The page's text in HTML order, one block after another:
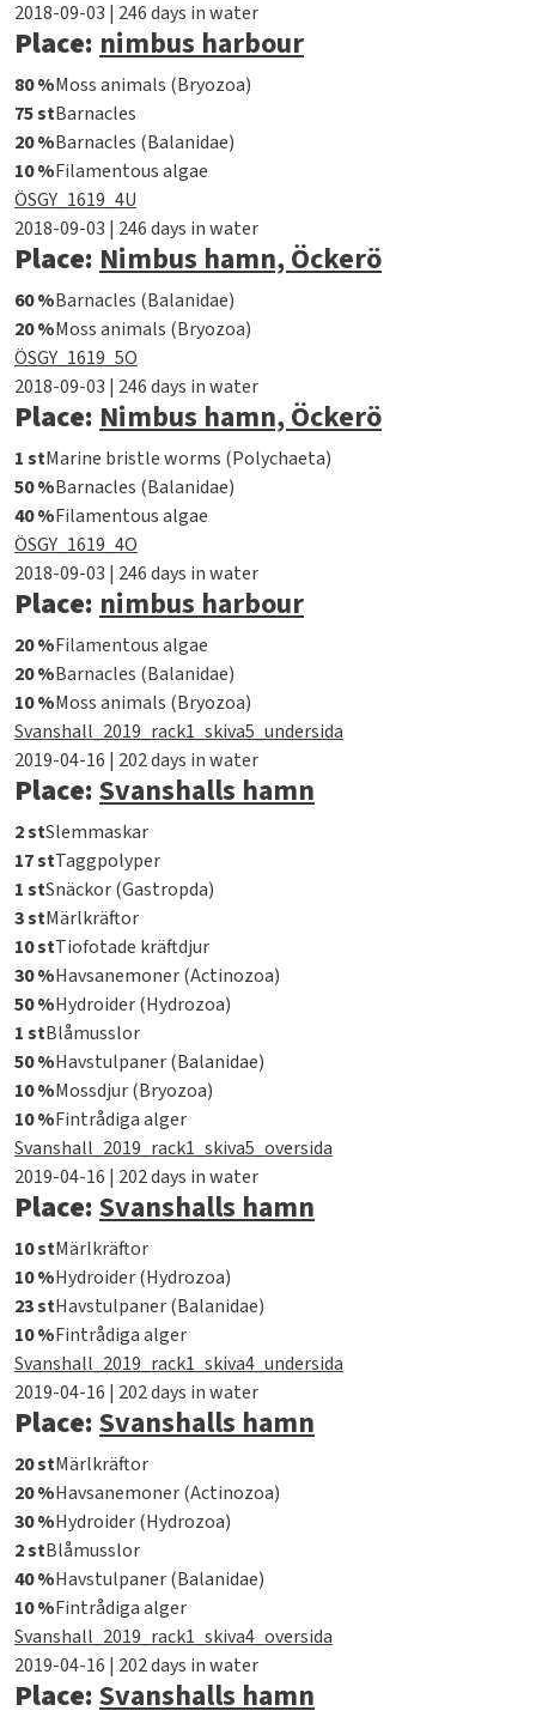
2018-09-03 | 246 days in water
Place:nimbus harbour
80 %Moss animals (Bryozoa)
75 stBarnacles
20 %Barnacles (Balanidae)
10 %Filamentous algae
ÖSGY_1619_4U
2018-09-03 | 246 days in water
Place:Nimbus hamn, Öckerö
60 %Barnacles (Balanidae)
20 %Moss animals (Bryozoa)
ÖSGY_1619_5O
2018-09-03 | 246 days in water
Place:Nimbus hamn, Öckerö
1 stMarine bristle worms (Polychaeta)
50 %Barnacles (Balanidae)
40 %Filamentous algae
ÖSGY_1619_4O
2018-09-03 | 246 days in water
Place:nimbus harbour
20 %Filamentous algae
20 %Barnacles (Balanidae)
10 %Moss animals (Bryozoa)
Svanshall_2019_rack1_skiva5_undersida
2019-04-16 | 202 days in water
Place:Svanshalls hamn
2 stSlemmaskar
17 stTaggpolyper
1 stSnäckor (Gastropda)
3 stMärlkräftor
10 stTiofotade kräftdjur
30 %Havsanemoner (Actinozoa)
50 %Hydroider (Hydrozoa)
1 stBlåmusslor
50 %Havstulpaner (Balanidae)
10 %Mossdjur (Bryozoa)
10 %Fintrådiga alger
Svanshall_2019_rack1_skiva5_oversida
2019-04-16 | 202 days in water
Place:Svanshalls hamn
10 stMärlkräftor
10 %Hydroider (Hydrozoa)
23 stHavstulpaner (Balanidae)
10 %Fintrådiga alger
Svanshall_2019_rack1_skiva4_undersida
2019-04-16 | 202 days in water
Place:Svanshalls hamn
20 stMärlkräftor
20 %Havsanemoner (Actinozoa)
30 %Hydroider (Hydrozoa)
2 stBlåmusslor
40 %Havstulpaner (Balanidae)
10 %Fintrådiga alger
Svanshall_2019_rack1_skiva4_oversida
2019-04-16 | 202 days in water
Place:Svanshalls hamn